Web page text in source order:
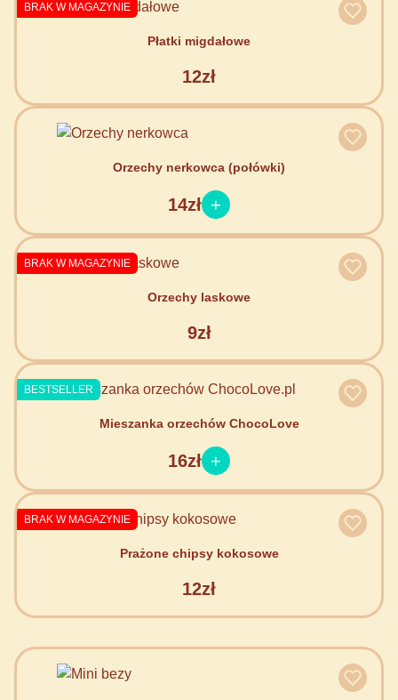
BRAK W MAGAZYNIE
Płatki migdałowe
12zł
Orzechy nerkowca (połówki)
14zł
BRAK W MAGAZYNIE
Orzechy laskowe
9zł
BESTSELLER
Mieszanka orzechów ChocoLove
16zł
BRAK W MAGAZYNIE
Prażone chipsy kokosowe
12zł